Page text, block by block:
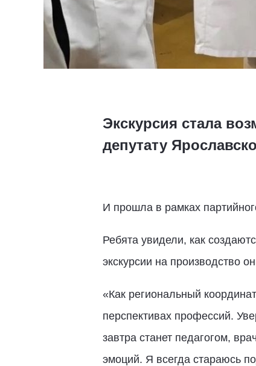
Экскурсия стала
депутату
И прошла в рамках
Ребята увидели, как
экскурсии на производство
«Как региональный
перспективах профессий.
завтра станет педагогом,
эмоций. Я всегда стараюсь